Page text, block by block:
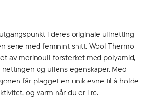
i deres originale ullnetting
serie med feminint snitt. Wool Thermo
av merinoull forsterket med polyamid,
og ullens egenskaper. Med
får plagget en unik evne til å holde
og varm når du er i ro.